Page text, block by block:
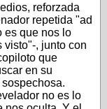
reforzada
repetida "ad
es que nos lo
visto"-, junto con
que
en su
no es lo